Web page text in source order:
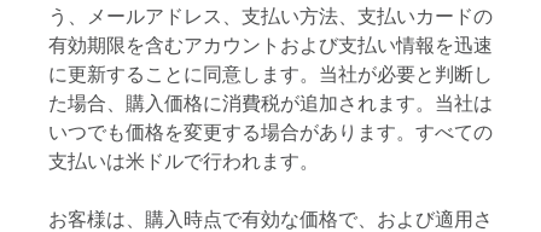
う、メールアドレス、支払い方法、支払いカードの
有効期限を含むアカウントおよび支払い情報を迅速
に更新することに同意します。当社が必要と判断し
た場合、購入価格に消費税が追加されます。当社は
いつでも価格を変更する場合があります。すべての
支払いは米ドルで行われます。
お客様は、購入時点で有効な価格で、および適用さ